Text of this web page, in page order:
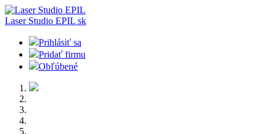
Laser Studio EPIL sk
Prihlásiť sa
Pridať firmu
Obľúbené